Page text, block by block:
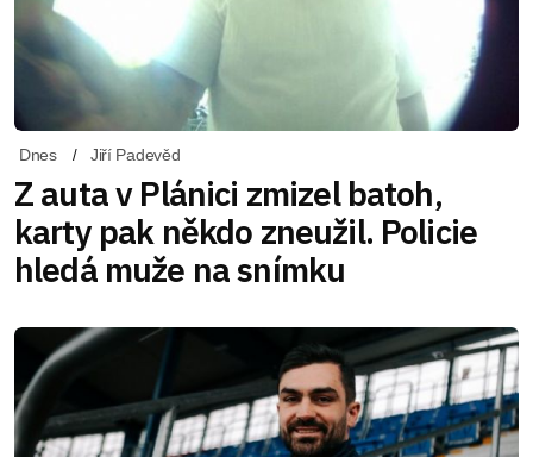
Dnes Jiří Padevěd
Z auta v Plánici zmizel batoh,
karty pak někdo zneužil. Policie
hledá muže na snímku